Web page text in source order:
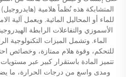
المتشابكة هذه نُظماً هلامية
للماء أو المحاليل المائية. ويعمل
الأسموزي والتفاعلات الرابطة
الماء. وتشمل الميزات التكنولوجية
للتحكم، وقوة هلام ممتازة، وخصائص
تتميز المادة باستقرار كبير عبر
ومدى واسع من درجات الحرارة، ما